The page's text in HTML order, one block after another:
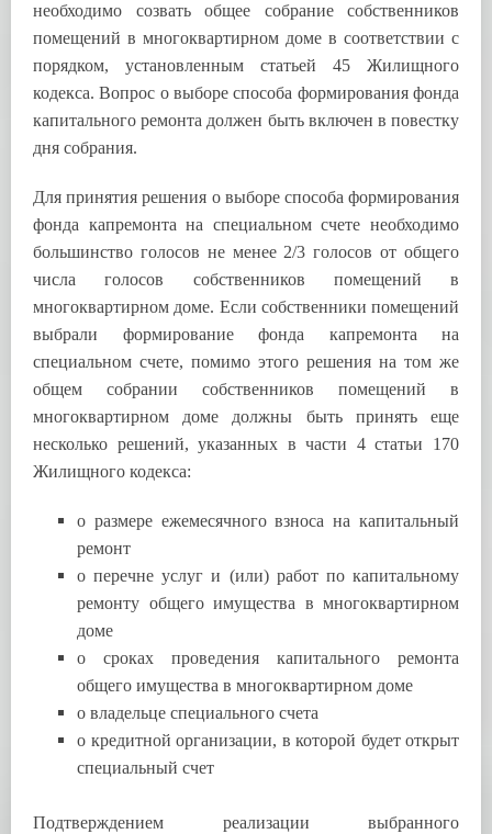
необходимо созвать общее собрание собственников
помещений в многоквартирном доме в соответствии с
порядком, установленным статьей 45 Жилищного
кодекса. Вопрос о выборе способа формирования фонда
капитального ремонта должен быть включен в повестку
дня собрания.
Для принятия решения о выборе способа формирования
фонда капремонта на специальном счете необходимо
большинство голосов не менее 2/3 голосов от общего
числа голосов собственников помещений в
многоквартирном доме. Если собственники помещений
выбрали формирование фонда капремонта на
специальном счете, помимо этого решения на том же
общем собрании собственников помещений в
многоквартирном доме должны быть принять еще
несколько решений, указанных в части 4 статьи 170
Жилищного кодекса:
о размере ежемесячного взноса на капитальный
ремонт
о перечне услуг и (или) работ по капитальному
ремонту общего имущества в многоквартирном
доме
о сроках проведения капитального ремонта
общего имущества в многоквартирном доме
о владельце специального счета
о кредитной организации, в которой будет открыт
специальный счет
Подтверждением реализации выбранного